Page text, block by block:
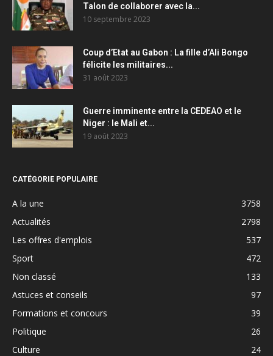
Talon de collaborer avec la...
10 septembre 2023
Coup d’Etat au Gabon : La fille d’Ali Bongo
félicite les militaires...
31 août 2023
Guerre imminente entre la CEDEAO et le
Niger : le Mali et...
19 août 2023
CATÉGORIE POPULAIRE
A la une
3758
Actualités
2798
Les offres d'emplois
537
Sport
472
Non classé
133
Astuces et conseils
97
Formations et concours
39
Politique
26
Culture
24